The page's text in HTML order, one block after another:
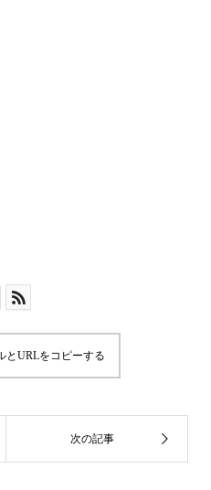
とURLをコピーする